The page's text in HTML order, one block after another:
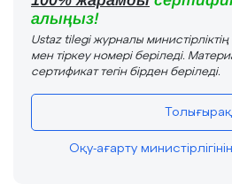
алыңыз!
Ustaz tilegi журналы министірліктің
мен тіркеу номері беріледі.
сертификат тегін бірден беріледі.
Толығырақ
Оқу-ағарту